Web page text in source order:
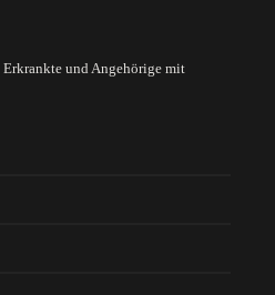
und Angehörige mit